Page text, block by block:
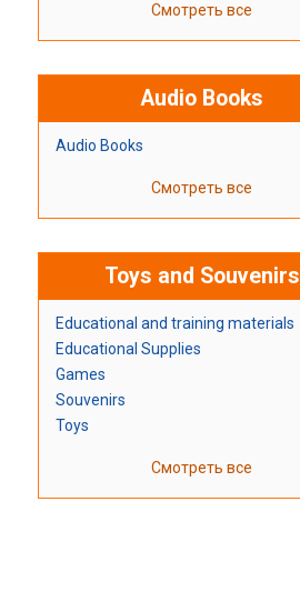
Смотреть все
Audio Books
Audio Books
Смотреть все
Toys and Souvenirs
Educational and training materials
Educational Supplies
Games
Souvenirs
Toys
Смотреть все